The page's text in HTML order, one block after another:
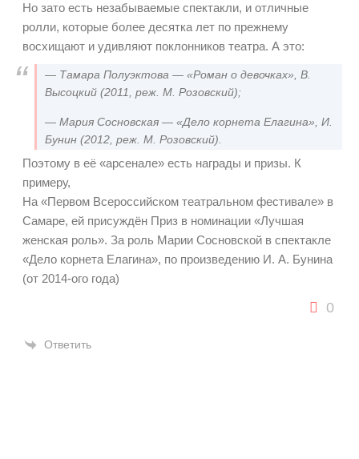
Но зато есть незабываемые спектакли, и отличные
ролли, которые более десятка лет по прежнему
восхищают и удивляют поклонников театра. А это:
— Тамара Полуэктова — «Роман о девочках», В.
Высоцкий (2011, реж. М. Розовский);
— Мария Сосновская — «Дело корнета Елагина», И.
Бунин (2012, реж. М. Розовский).
Поэтому в её «арсенале» есть награды и призы. К
примеру,
На «Первом Всероссийском театральном фестивале» в
Самаре, ей присуждён Приз в номинации «Лучшая
женская роль». За роль Марии Сосновской в спектакле
«Дело корнета Елагина», по произведению И. А. Бунина
(от 2014-ого года)
0
Ответить